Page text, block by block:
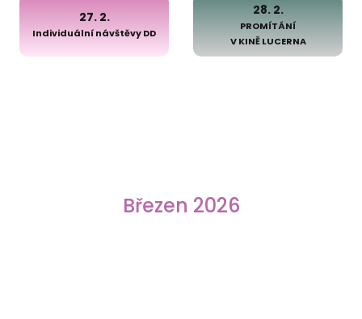
27. 2.
Individuální návštěvy DD
28. 2.
PROMÍTÁNÍ
V KINĚ LUCERNA
Březen 2026